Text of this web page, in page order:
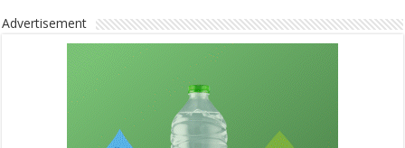
Advertisement